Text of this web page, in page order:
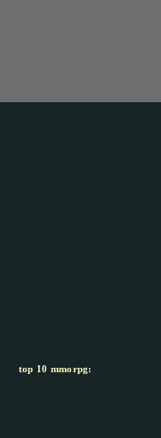
top 10 mmorpg: